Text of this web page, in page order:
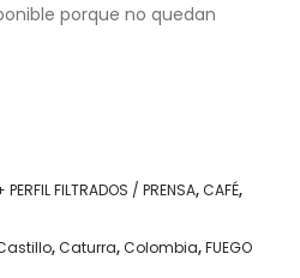
porque no quedan
PERFIL FILTRADOS / PRENSA,CAFÉ,
,Caturra,Colombia,FUEGO